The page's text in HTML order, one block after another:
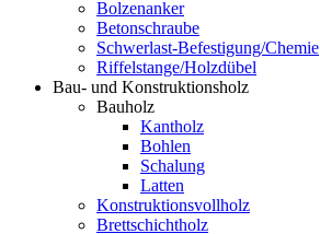
Bolzenanker
Betonschraube
Schwerlast-Befestigung/Chemie
Riffelstange/Holzdübel
Bau- und Konstruktionsholz
Bauholz
Kantholz
Bohlen
Schalung
Latten
Konstruktionsvollholz
Brettschichtholz